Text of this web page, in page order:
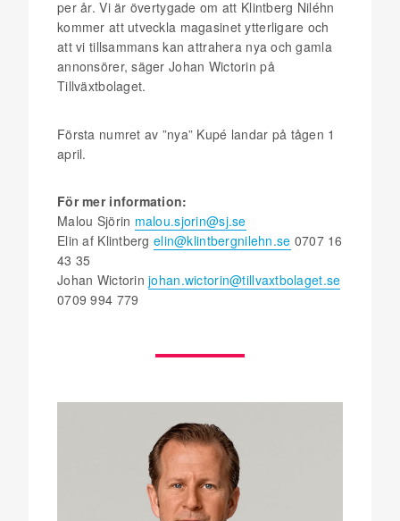
per år. Vi är övertygade om att Klintberg Niléhn
kommer att utveckla magasinet ytterligare och
att vi tillsammans kan attrahera nya och gamla
annonsörer, säger Johan Wictorin på
Tillväxtbolaget.
Första numret av ”nya” Kupé landar på tågen 1
april.
För mer information:
Malou Sjörin malou.sjorin@sj.se
Elin af Klintbergelin@klintbergnilehn.se 0707 16
43 35
Johan Wictorinjohan.wictorin@tillvaxtbolaget.se
0709 994 779